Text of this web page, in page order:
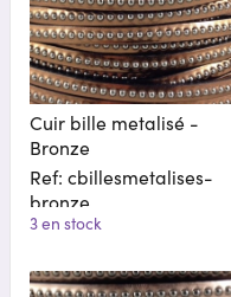
Cuir bille metalisé -
Bronze
Ref: cbillesmetalises-
bronze
3 en stock